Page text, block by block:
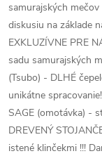
samurajských
diskusiu na základe
EXKLUZÍVNE PRE
sadu samurajských
(Tsubo) - DLHÉ
unikátne
SAGE (omotávka) -
DREVENÝ
istené klinčekmi !!!